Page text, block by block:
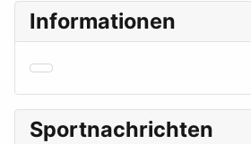
Informationen
Sportnachrichten